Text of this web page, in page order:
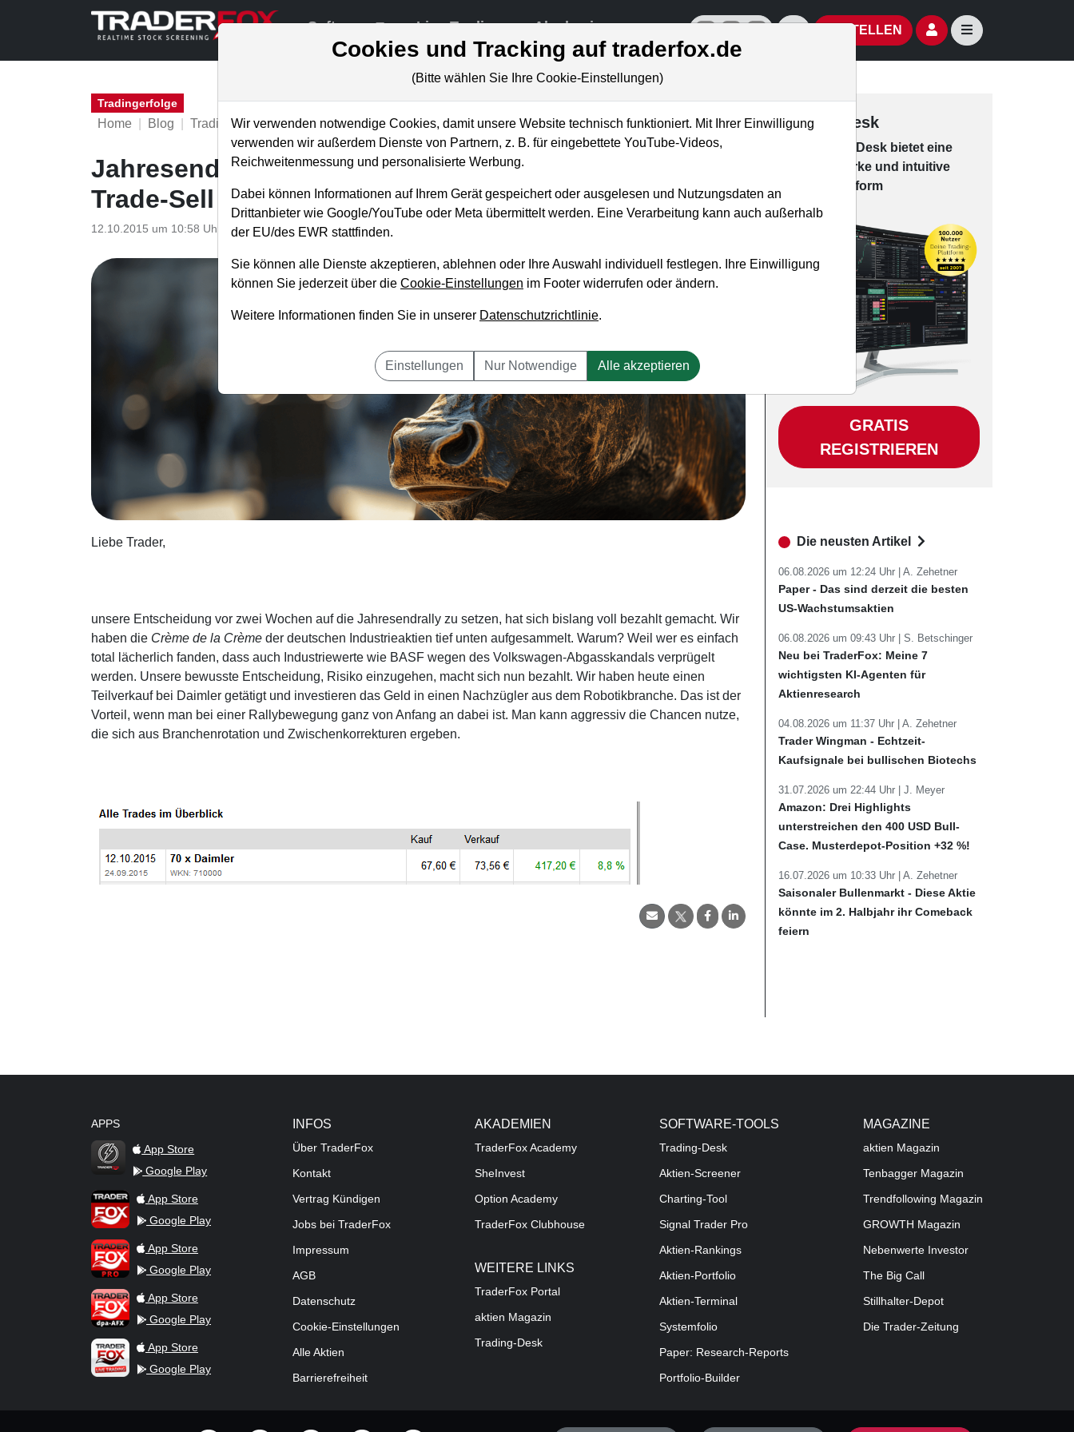
Software Live-Trading Akademie offizielle Social Media-AccountsAktien- und Artikelsuche öffnen
BESTELLEN Seitennavigation
Tradingerfolge
Home Blog Tradingerfolge
Jahresendrally zieht TraderFox-Depot nach oben.
Trade-Sell Daimler und Neukauf!
12.10.2015 um 10:58 Uhr TraderFox GmbH
Liebe Trader,
unsere Entscheidung vor zwei Wochen auf die Jahresendrally zu setzen, hat sich bislang voll bezahlt gemacht. Wir
haben die Crème de la Crème der deutschen Industrieaktien tief unten aufgesammelt. Warum? Weil wer es einfach
total lächerlich fanden, dass auch Industriewerte wie BASF wegen des Volkswagen-Abgasskandals verprügelt
werden. Unsere bewusste Entscheidung, Risiko einzugehen, macht sich nun bezahlt. Wir haben heute einen
Teilverkauf bei Daimler getätigt und investieren das Geld in einen Nachzügler aus dem Robotikbranche. Das ist der
Vorteil, wenn man bei einer Rallybewegung ganz von Anfang an dabei ist. Man kann aggressiv die Chancen nutze,
die sich aus Branchenrotation und Zwischenkorrekturen ergeben.
Trading-Desk
Desk bie­tet eine
leis­tungs­star­ke und in­tui­tive
Han­dels­platt­form
GRATIS
REGISTRIEREN
Die neusten Artikel
06.08.2026 um 12:24 Uhr | A. Zehetner
Paper - Das sind derzeit die besten
US-Wachstumsaktien
06.08.2026 um 09:43 Uhr | S. Betschinger
Neu bei TraderFox: Meine 7
wichtigsten KI-Agenten für
Aktienresearch
04.08.2026 um 11:37 Uhr | A. Zehetner
Trader Wingman - Echtzeit-
Kaufsignale bei bullischen Biotechs
31.07.2026 um 22:44 Uhr | J. Meyer
Amazon: Drei Highlights
unterstreichen den 400 USD Bull-
Case. Musterdepot-Position +32 %!
16.07.2026 um 10:33 Uhr | A. Zehetner
Saisonaler Bullenmarkt - Diese Aktie
könnte im 2. Halbjahr ihr Comeback
feiern
APPS
TraderFox Flash
App Store
Google Play
TraderFox AppApp Store
Google Play
TraderFox ProApp Store
Google Play
TraderFox dpa-AFX ProFeed
App Store
Google Play
TraderFox Live Trading
App Store
Google Play
INFOS
Über TraderFox
Kontakt
Vertrag Kündigen
Jobs bei TraderFox
Impressum
AGB
Datenschutz
Cookie-Einstellungen
Alle Aktien
Barrierefreiheit
AKADEMIEN
TraderFox Academy
SheInvest
Option Academy
TraderFox Clubhouse
WEITERE LINKS
TraderFox Portal
aktien Magazin
Trading-Desk
SOFTWARE-TOOLS
Trading-Desk
Aktien-Screener
Charting-Tool
Signal Trader Pro
Aktien-Rankings
Aktien-Portfolio
Aktien-Terminal
Systemfolio
Paper: Research-Reports
Portfolio-Builder
MAGAZINE
aktien Magazin
Tenbagger Magazin
Trendfollowing Magazin
GROWTH Magazin
Nebenwerte Investor
The Big Call
Stillhalter-Depot
Die Trader-Zeitung
Cookies und Tracking auf traderfox.de
(Bitte wählen Sie Ihre Cookie-Einstellungen)
Wir verwenden notwendige Cookies, damit unsere Website technisch funktioniert. Mit Ihrer Einwilligung
verwenden wir außerdem Dienste von Partnern, z. B. für eingebettete YouTube-Videos,
Reichweitenmessung und personalisierte Werbung.
Dabei können Informationen auf Ihrem Gerät gespeichert oder ausgelesen und Nutzungsdaten an
Drittanbieter wie Google/YouTube oder Meta übermittelt werden. Eine Verarbeitung kann auch außerhalb
der EU/des EWR stattfinden.
Sie können alle Dienste akzeptieren, ablehnen oder Ihre Auswahl individuell festlegen. Ihre Einwilligung
können Sie jederzeit über die Cookie-Einstellungen im Footer widerrufen oder ändern.
Weitere Informationen finden Sie in unserer Datenschutzrichtlinie.
Einstellungen Nur Notwendige Alle akzeptieren